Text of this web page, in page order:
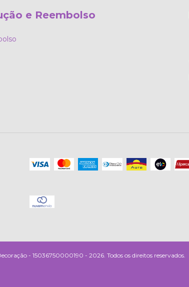
e Reembolso
- 15036750000190 - 2026. Todos os direitos reservados.